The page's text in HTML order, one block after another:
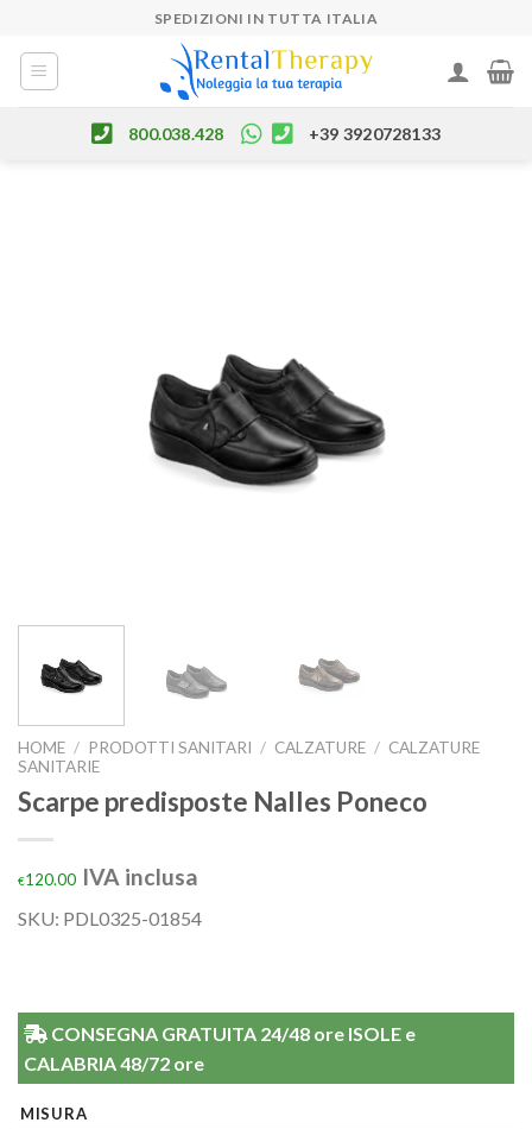
content
SPEDIZIONI IN TUTTA ITALIA
800.038.428 +39 3920728133
HOME / PRODOTTI SANITARI / CALZATURE / CALZATURE
SANITARIE
Scarpe predisposte Nalles Poneco
€120.00 IVA inclusa
SKU: PDL0325-01854
CONSEGNA GRATUITA 24/48 ore ISOLE e
CALABRIA 48/72 ore
MISURA